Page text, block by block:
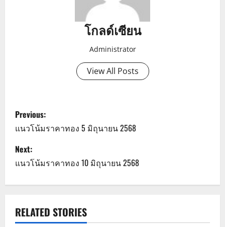
โกลด์เซียน
Administrator
View All Posts
P
o
s
t
a
Previous:
แนวโน้มราคาทอง 5 มิถุนายน 2568
Next:
แนวโน้มราคาทอง 10 มิถุนายน 2568
RELATED STORIES